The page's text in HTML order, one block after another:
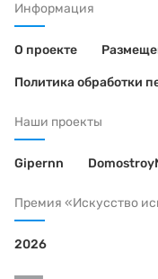
Информация
О проекте
Политика обработки
Наши проекты
Gipernn
Премия «Искусство
2026